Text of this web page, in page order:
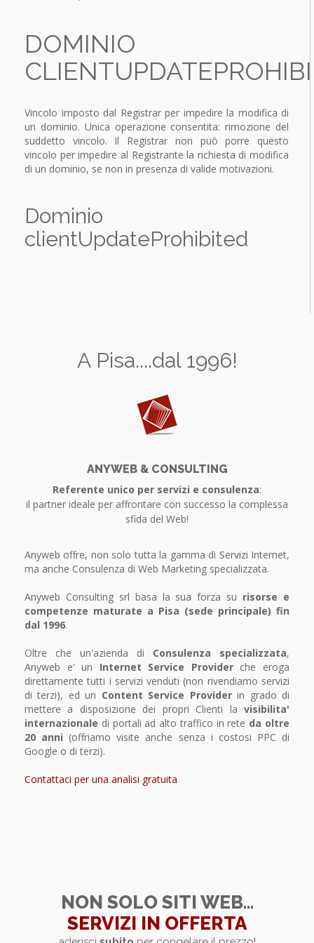
DOWNLOAD
Comunicazione Aziendale
Realizzazione siti Web
Comunicazione & Grafica
Offline Marketing
Coordinato aziendale
Soluzioni ALL-IN-ONE
Internet Marketing Strategy
SEO Search Engine Optimization
Monitoraggio e report
DOMINIO
Vincolo imposto dal Registrar per impedire la modifica di
un dominio. Unica operazione consentita: rimozione del
suddetto vincolo. Il Registrar non può porre questo
vincolo per impedire al Registrante la richiesta di modifica
di un dominio, se non in presenza di valide motivazioni.
Dominio
clientUpdateProhibited
A Pisa....dal 1996!
ANYWEB & CONSULTING
Referente unico per servizi e consulenza:
il partner ideale per affrontare con successo la complessa
sfida del Web!
Anyweb offre, non solo tutta la gamma di Servizi Internet,
ma anche Consulenza di Web Marketing specializzata.
Anyweb Consulting srl basa la sua forza su risorse e
competenze maturate a Pisa (sede principale) fin
dal 1996.
Oltre che un'azienda di Consulenza specializzata,
Anyweb e' un Internet Service Providerche eroga
direttamente tutti i servizi venduti (non rivendiamo servizi
di terzi), ed un Content Service Providerin grado di
mettere a disposizione dei propri Clienti la visibilita'
internazionale di portali ad alto traffico in rete da oltre
20 anni (offriamo visite anche senza i costosi PPC di
Google o di terzi).
Contattaci per una analisi gratuita
NON SOLO SITI WEB...
SERVIZI IN OFFERTA